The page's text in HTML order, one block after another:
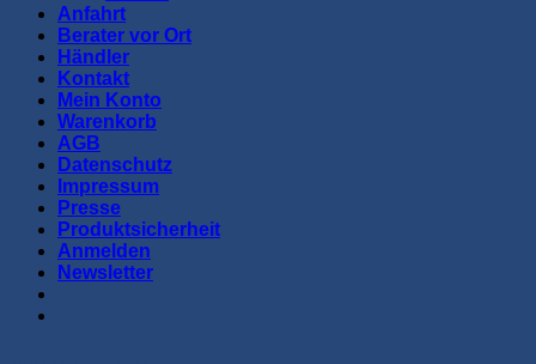
Anfahrt
Berater vor Ort
Händler
Kontakt
Mein Konto
Warenkorb
AGB
Datenschutz
Impressum
Presse
Produktsicherheit
Anmelden
Newsletter